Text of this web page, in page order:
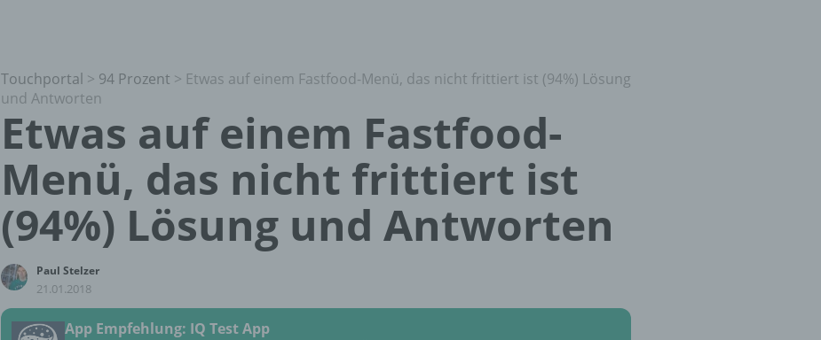
Touchportal > 94 Prozent > Etwas auf einem Fastfood-Menü, das nicht frittiert ist (94%) Lösung
und Antworten
Etwas auf einem Fastfood-
Menü, das nicht frittiert ist
(94%) Lösung und Antworten
Paul Stelzer
21.01.2018
App Empfehlung: IQ Test App